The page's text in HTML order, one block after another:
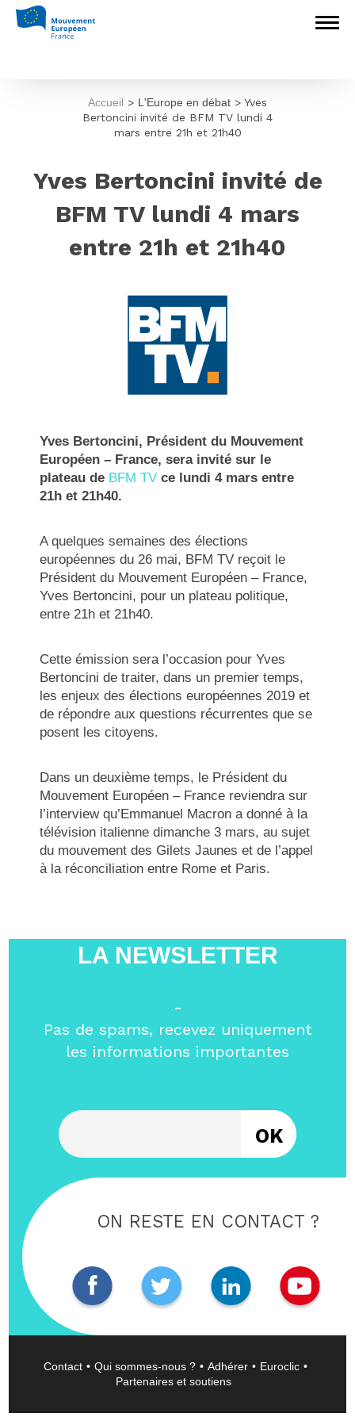
Accueil > L'Europe en débat > Yves
Bertoncini invité de BFM TV lundi 4
mars entre 21h et 21h40
Yves Bertoncini invité de
BFM TV lundi 4 mars
entre 21h et 21h40
Yves Bertoncini, Président du Mouvement
Européen – France, sera invité sur le
plateau de BFM TV ce lundi 4 mars entre
21h et 21h40.
A quelques semaines des élections
européennes du 26 mai, BFM TV reçoit le
Président du Mouvement Européen – France,
Yves Bertoncini, pour un plateau politique,
entre 21h et 21h40.
Cette émission sera l’occasion pour Yves
Bertoncini de traiter, dans un premier temps,
les enjeux des élections européennes 2019 et
de répondre aux questions récurrentes que se
posent les citoyens.
Dans un deuxième temps, le Président du
Mouvement Européen – France reviendra sur
l’interview qu’Emmanuel Macron a donné à la
télévision italienne dimanche 3 mars, au sujet
du mouvement des Gilets Jaunes et de l’appel
à la réconciliation entre Rome et Paris.
LA NEWSLETTER
-
Pas de spams, recevez uniquement
les informations importantes
ON RESTE EN CONTACT ?
Contact Qui sommes-nous ? Adhérer
Euroclic
Partenaires et soutiens